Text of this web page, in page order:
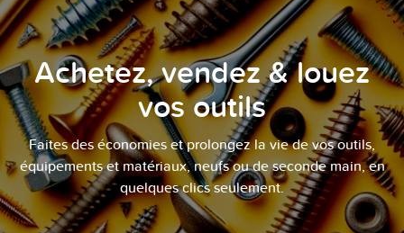
Achetez, vendez & louez
vos outils
Faites des économies et prolongez la vie de vos outils,
équipements et matériaux, neufs ou de seconde main, en
quelques clics seulement.